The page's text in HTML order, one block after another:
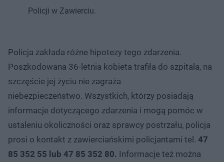
Policji w Zawierciu​.
Policja zakłada różne hipotezy tego zdarzenia.
Poszkodowana 36-letnia kobieta trafiła do szpitala, na
szczęście jej życiu nie zagraża
niebezpieczeństwo. Wszystkich, którzy posiadają
informacje dotyczącego zdarzenia i mogą pomóc w
ustaleniu okoliczności oraz sprawcy postrzału, policja
prosi o kontakt z zawierciańskimi policjantami tel. 47
85 352 55 lub 47 85 352 80. Informacje też można